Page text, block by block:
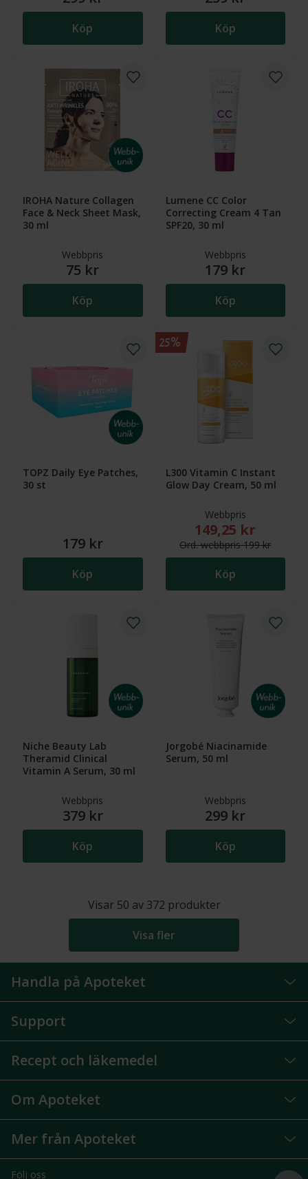
Köp Köp
IROHA Nature Collagen
Face & Neck Sheet Mask,
30 ml
Webbpris
75 kr
Köp
Lumene CC Color
Correcting Cream 4 Tan
SPF20, 30 ml
Webbpris
179 kr
Köp
TOPZ Daily Eye Patches,
30 st
179 kr
Köp
L300 Vitamin C Instant
Glow Day Cream, 50 ml
Webbpris
Nytt reducerat
149,25 kr
Ord.webbpris199 kr
Köp
25%
Niche Beauty Lab
Theramid Clinical
Vitamin A Serum, 30 ml
Webbpris
379 kr
Köp
Jorgobé Niacinamide
Serum, 50 ml
Webbpris
299 kr
Köp
Visar 50 av 372 produkter
Visa fler
Handla på Apoteket
Support
Recept och läkemedel
Om Apoteket
Mer från Apoteket
Följ oss